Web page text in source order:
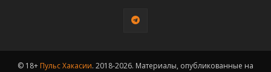
© 18+ Пульс Хакасии. 2018-2026. Материалы, опубликованные на